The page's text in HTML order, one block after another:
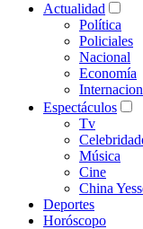
Actualidad
Política
Policiales
Nacional
Economía
Espectáculos
Tv
Música
Cine
China
Deportes
Horóscopo